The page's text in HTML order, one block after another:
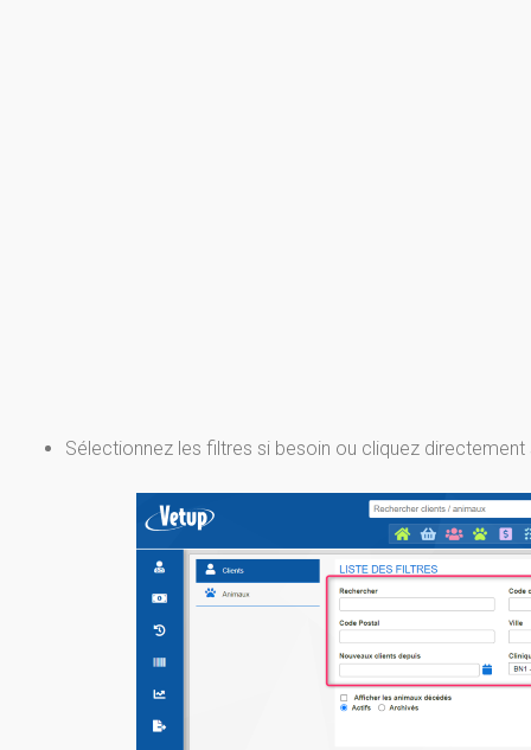
Sélectionnez les filtres si besoin ou cliquez directement